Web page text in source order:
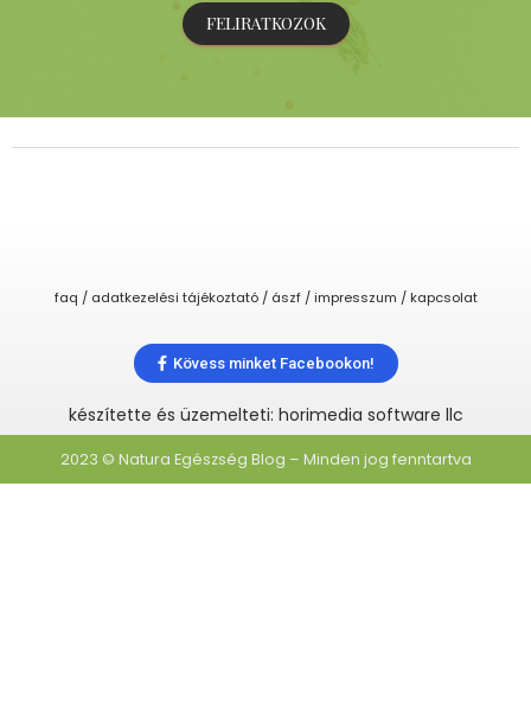
FELIRATKOZOK
faq / adatkezelési tájékoztató / ászf / impresszum / kapcsolat
Kövess minket Facebookon!
készítette és üzemelteti: horimedia software llc
2023 © Natura Egészség Blog – Minden jog fenntartva